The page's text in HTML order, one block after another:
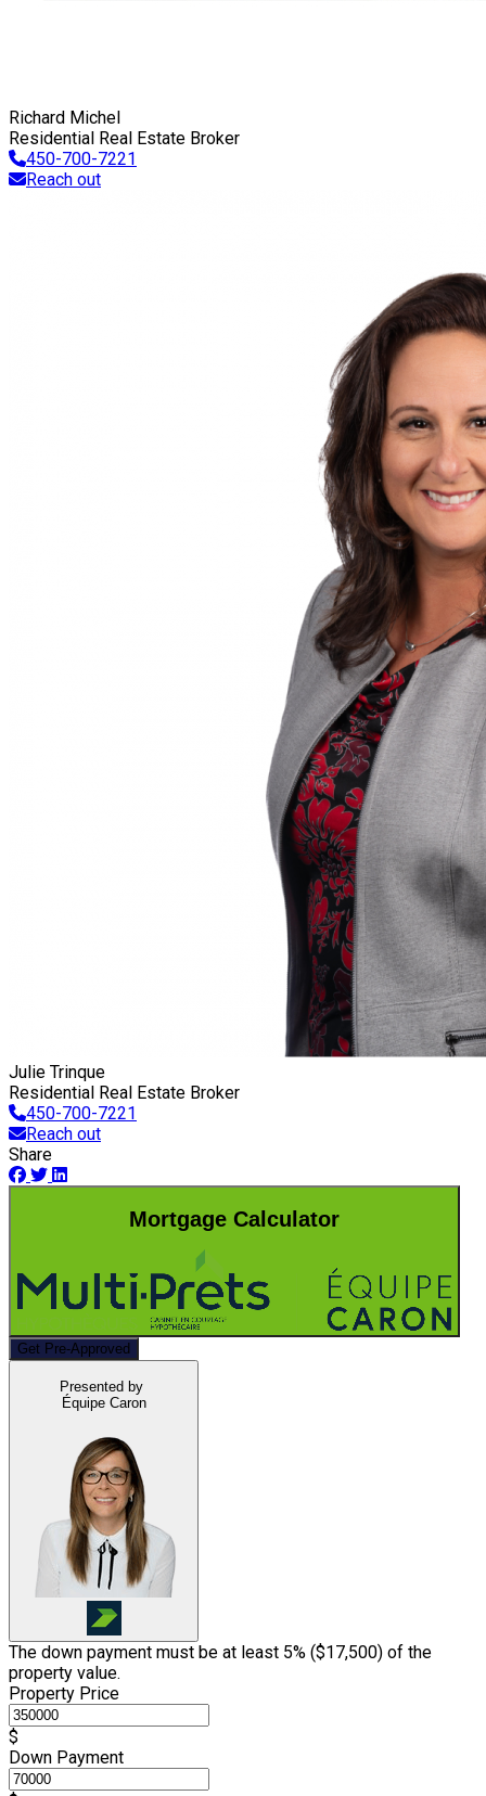
Richard Michel
Residential Real Estate Broker
450-700-7221
Reach out
Julie Trinque
Residential Real Estate Broker
450-700-7221
Reach out
Share
Mortgage Calculator
Get Pre-Approved
Presented by
Équipe Caron
The down payment must be at least 5% ($17,500) of the
property value.
Property Price
$
Down Payment